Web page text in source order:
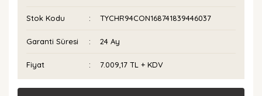
Stok Kodu TYCHR94CON168741839446037
Garanti Süresi 24 Ay
Fiyat 7.009,17 TL + KDV